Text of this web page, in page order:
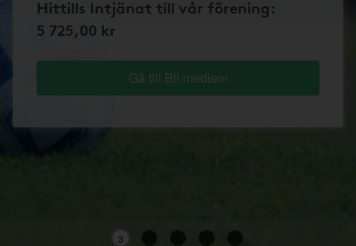
Hittills Intjänat till vår förening:
5 725,00 kr
Gå till Bli medlem
3